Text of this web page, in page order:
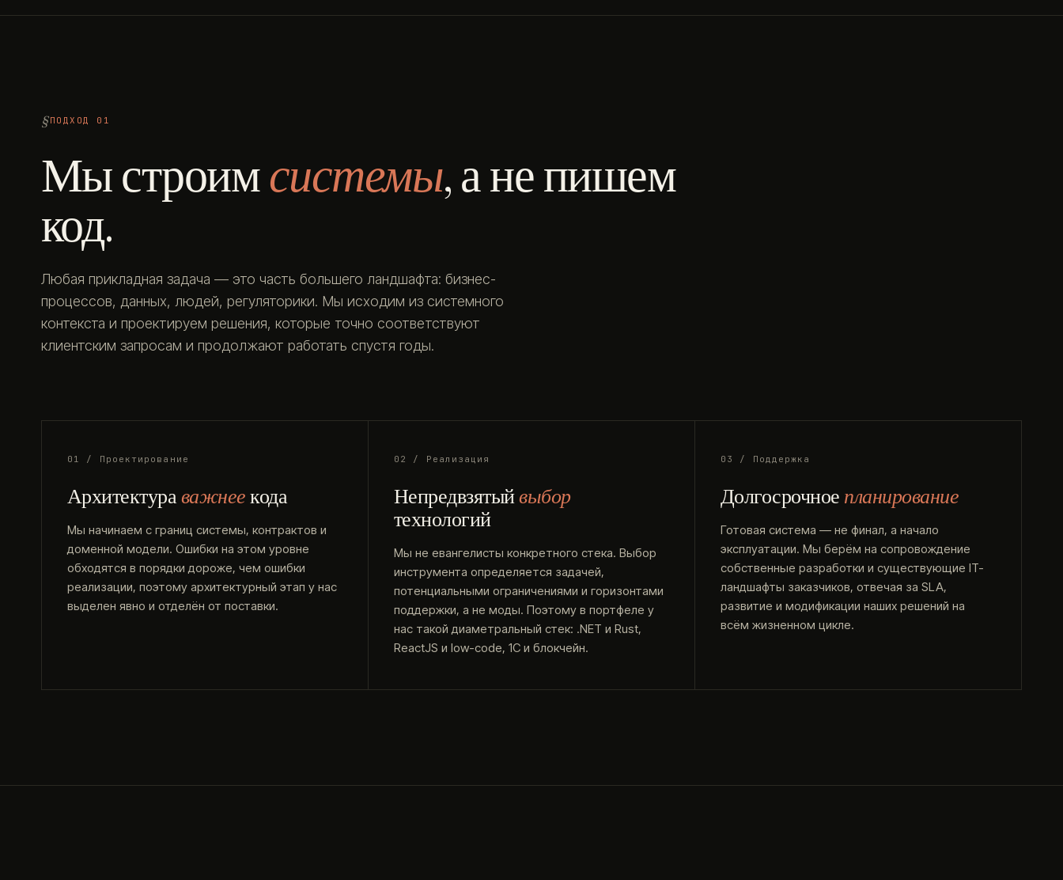
ПОДХОД 01
Мы строимсистемы, а не пишем
код.
Любая прикладная задача — это часть большего ландшафта: бизнес-
процессов, данных, людей, регуляторики. Мы исходим из системного
контекста и проектируем решения, которые точно соответствуют
клиентским запросам и продолжают работать спустя годы.
01 / Проектирование
Архитектураважнеекода
Мы начинаем с границ системы, контрактов и
доменной модели. Ошибки на этом уровне
обходятся в порядки дороже, чем ошибки
реализации, поэтому архитектурный этап у нас
выделен явно и отделён от поставки.
02 / Реализация
Непредвзятыйвыбор
технологий
Мы не евангелисты конкретного стека. Выбор
инструмента определяется задачей,
потенциальными ограничениями и горизонтами
поддержки, а не моды. Поэтому в портфеле у
нас такой диаметральный стек: .NET и Rust,
ReactJS и low-code, 1С и блокчейн.
03 / Поддержка
Долгосрочное планирование
Готовая система — не финал, а начало
эксплуатации. Мы берём на сопровождение
собственные разработки и существующие IT-
ландшафты заказчиков, отвечая за SLA,
развитие и модификации наших решений на
всём жизненном цикле.